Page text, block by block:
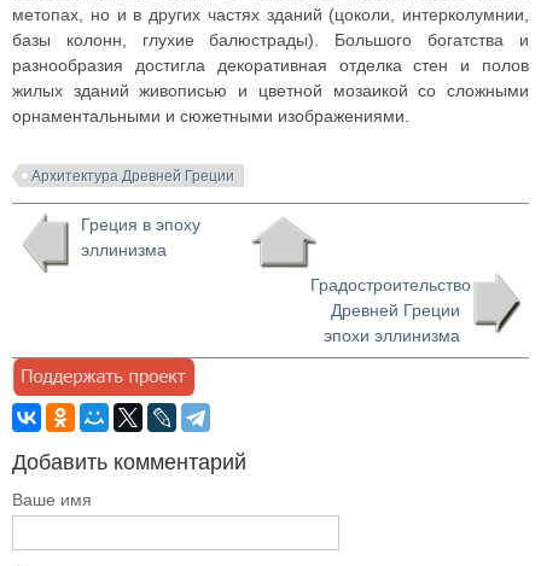
метопах, но и в других частях зданий (цоколи, интерколумнии,
базы колонн, глухие балюстрады). Большого богатства и
разнообразия достигла декоративная отделка стен и полов
жилых зданий живописью и цветной мозаикой со сложными
орнаментальными и сюжетными изображениями.
Архитектура Древней Греции
Греция в эпоху
эллинизма
Градостроительство
Древней Греции
эпохи эллинизма
Добавить комментарий
Ваше имя